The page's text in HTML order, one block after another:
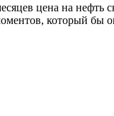
цена на нефть
который бы